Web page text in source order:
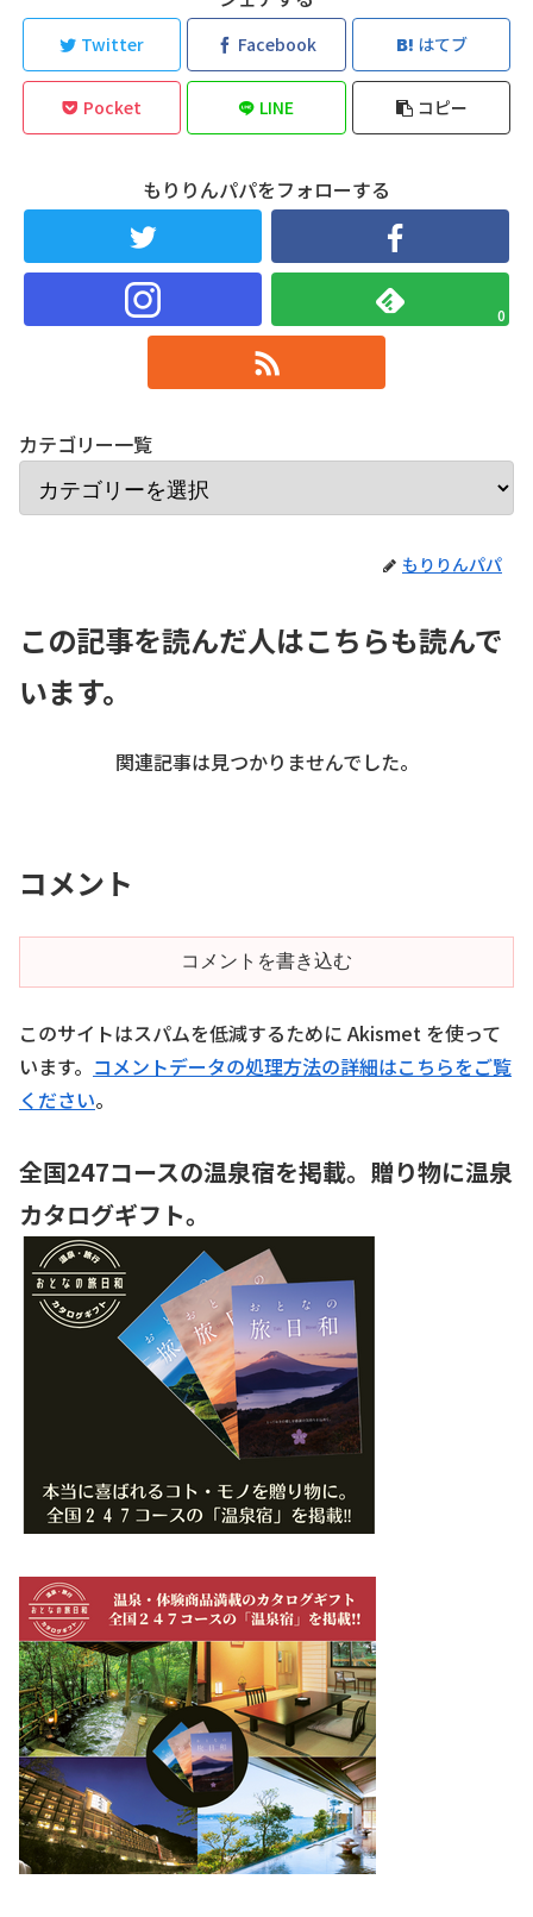
Twitter Facebook はてブ
Pocket LINE コピー
もりりんパパをフォローする
0
カテゴリー一覧
もりりんパパ
この記事を読んだ人はこちらも読んで
います。
関連記事は見つかりませんでした。
コメント
コメントを書き込む
このサイトはスパムを低減するために Akismet を使って
います。 コメントデータの処理方法の詳細はこちらをご覧
ください。
全国247コースの温泉宿を掲載。贈り物に温泉
カタログギフト。